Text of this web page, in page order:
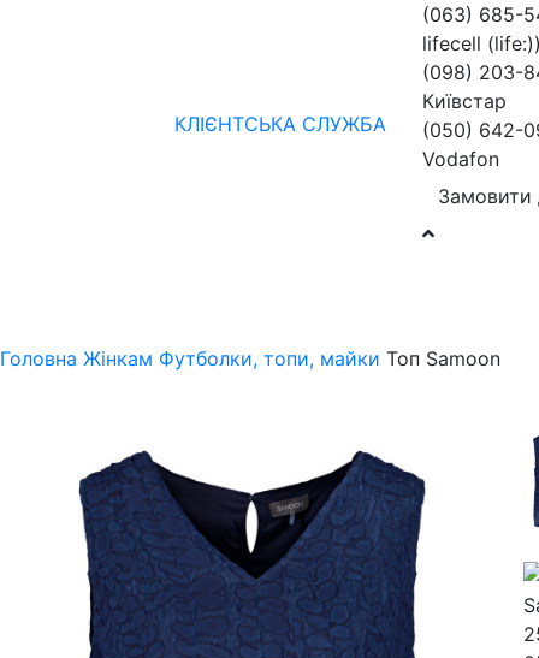
КЛІЄНТСЬКА СЛУЖБА
(063) 685-
lifecell (life:))
(098) 203-
Київстар
(050) 642-
Vodafon
Замовити
Головна Жінкам Футболки, топи, майки Топ Samoon